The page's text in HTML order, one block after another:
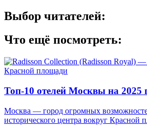
Выбор читателей:
Что ещё посмотреть:
Топ-10 отелей Москвы на 2025
Москва — город огромных
исторического центра вокруг Красной